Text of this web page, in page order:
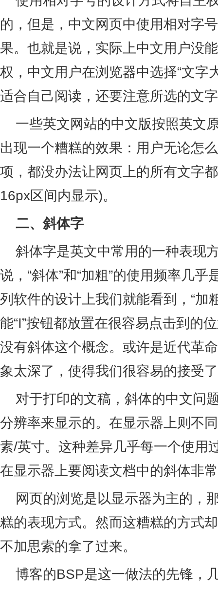
的，但是，中文网页中使用相对字
果。也就是说，实际上中文用户没
权，中文用户在浏览器中选择“文字
适合自己阅读，还要注意所选的文
一些英文网站的中文版按照英文
出现一个糟糕的效果：用户无论怎
项，都没办法让网页上的所有文字
16px区间内显示)。
二、斜体字
斜体字是英文中常用的一种表现
说，“斜体”和“加粗”的使用频率几
列软件的设计上我们就能看到，“加
能“I”按钮都放置在很容易点击到的
没有斜体这个概念。或许是近代革
象太深了，使得我们很容易的接受
对于打印的文稿，斜体的中文问
分辨率来显示的。在显示器上则不
素/英寸。这种差异几乎每一个使用
在显示器上要阅读文档中的斜体非
网页的浏览是以显示器为主的，
糕的表现方式。然而这糟糕的方式
不加思索的拿了过来。
博客的BSP是这一做法的先锋，